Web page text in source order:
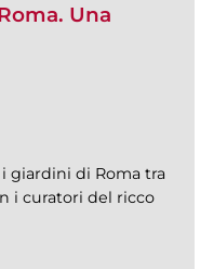
Una
giardini di Roma tra
i curatori del ricco